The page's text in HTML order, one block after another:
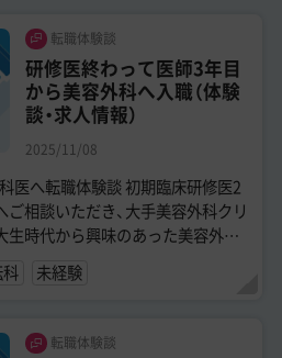
転職体験談
研修医終わって医師3年目
から美容外科へ入職（体験
談・求人情報）
2025/11/08
験談 初期臨床研修医2
相談いただき、大手美容外科クリ
生時代から興味のあった美容外科
...
未経験
転職体験談